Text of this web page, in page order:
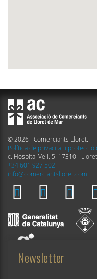
© 2026 - Comerciants Lloret.
Política de privacitat i protecció
c. Hospital Vell, 5. 17310 -
+34 601 927 502
info@comerciantslloret.com
Newsletter